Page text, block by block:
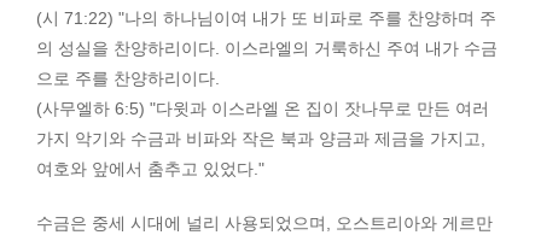
(시 71:22) "나의 하나님이여 내가 또 비파로 주를 찬양하며 주
의 성실을 찬양하리이다. 이스라엘의 거룩하신 주여 내가 수금
으로 주를 찬양하리이다.
(사무엘하 6:5) "다윗과 이스라엘 온 집이 잣나무로 만든 여러
가지 악기와 수금과 비파와 작은 북과 양금과 제금을 가지고,
여호와 앞에서 춤추고 있었다."
수금은 중세 시대에 널리 사용되었으며, 오스트리아와 게르만